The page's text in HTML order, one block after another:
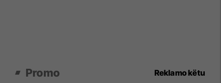
Promo Reklamo këtu